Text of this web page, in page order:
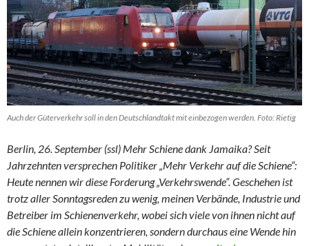
Auch der Güterverkehr soll in den Deutschlandtakt mit einbezogen werden. Foto: Rietig
Berlin, 26. September (ssl) Mehr Schiene dank Jamaika? Seit
Jahrzehnten versprechen Politiker „Mehr Verkehr auf die Schiene“:
Heute nennen wir diese Forderung „Verkehrswende“. Geschehen ist
trotz aller Sonntagsreden zu wenig, meinen Verbände, Industrie und
Betreiber im Schienenverkehr, wobei sich viele von ihnen nicht auf
die Schiene allein konzentrieren, sondern durchaus eine Wende hin